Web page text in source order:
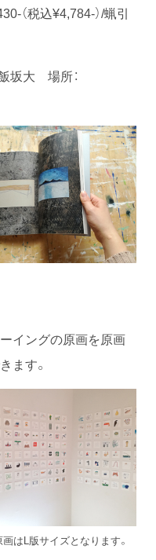
（税込¥4,784-）/蝋引
坂大 場所：
イングの原画を原画
ます。
はL版サイズとなります。